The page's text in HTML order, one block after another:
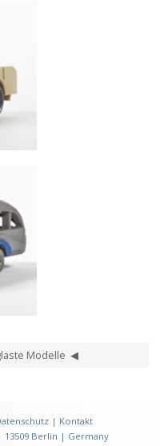
Modelle ◀
| Kontakt
Berlin | Germany